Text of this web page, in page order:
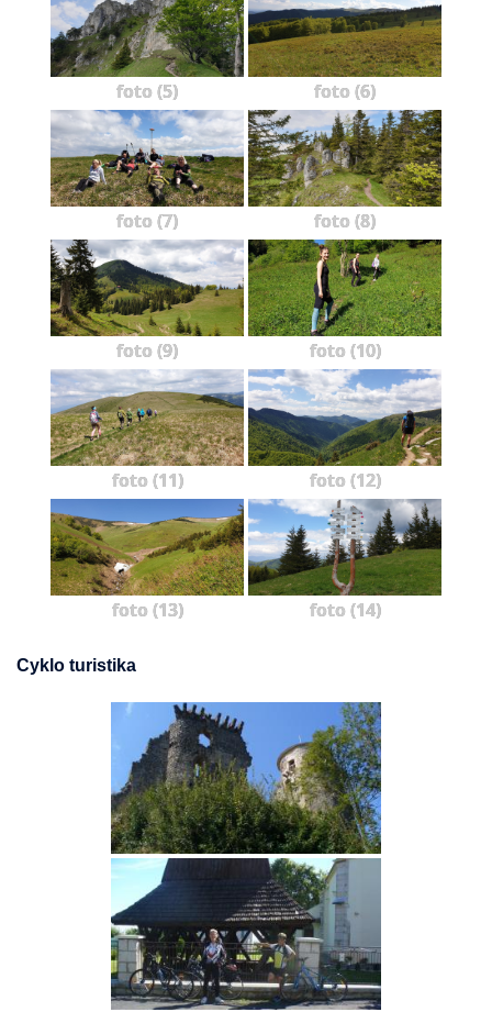
foto (5) foto (6)
foto (7) foto (8)
foto (9) foto (10)
foto (11) foto (12)
foto (13) foto (14)
Cyklo turistika